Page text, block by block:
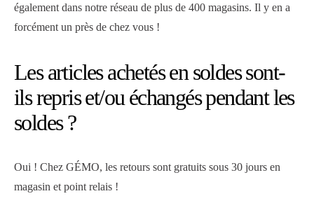
également dans notre réseau de plus de 400 magasins. Il y en a
forcément un près de chez vous !
Les articles achetés en soldes sont-
ils repris et/ou échangés pendant les
soldes ?
Oui ! Chez GÉMO, les retours sont gratuits sous 30 jours en
magasin et point relais !